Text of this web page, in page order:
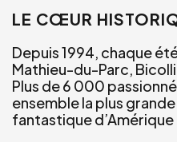
LE CŒUR
Depuis 1994, chaque
Mathieu-du-Parc,
Plus de 6 000
ensemble la plus
fantastique d’Amérique